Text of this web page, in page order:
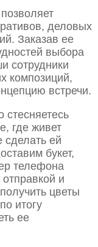
деловых
Заказав ее
выбора
сотрудники
композиций,
встречи.
стесняетесь
где живет
ей
букет,
телефона
и
цветы
итогу
ее